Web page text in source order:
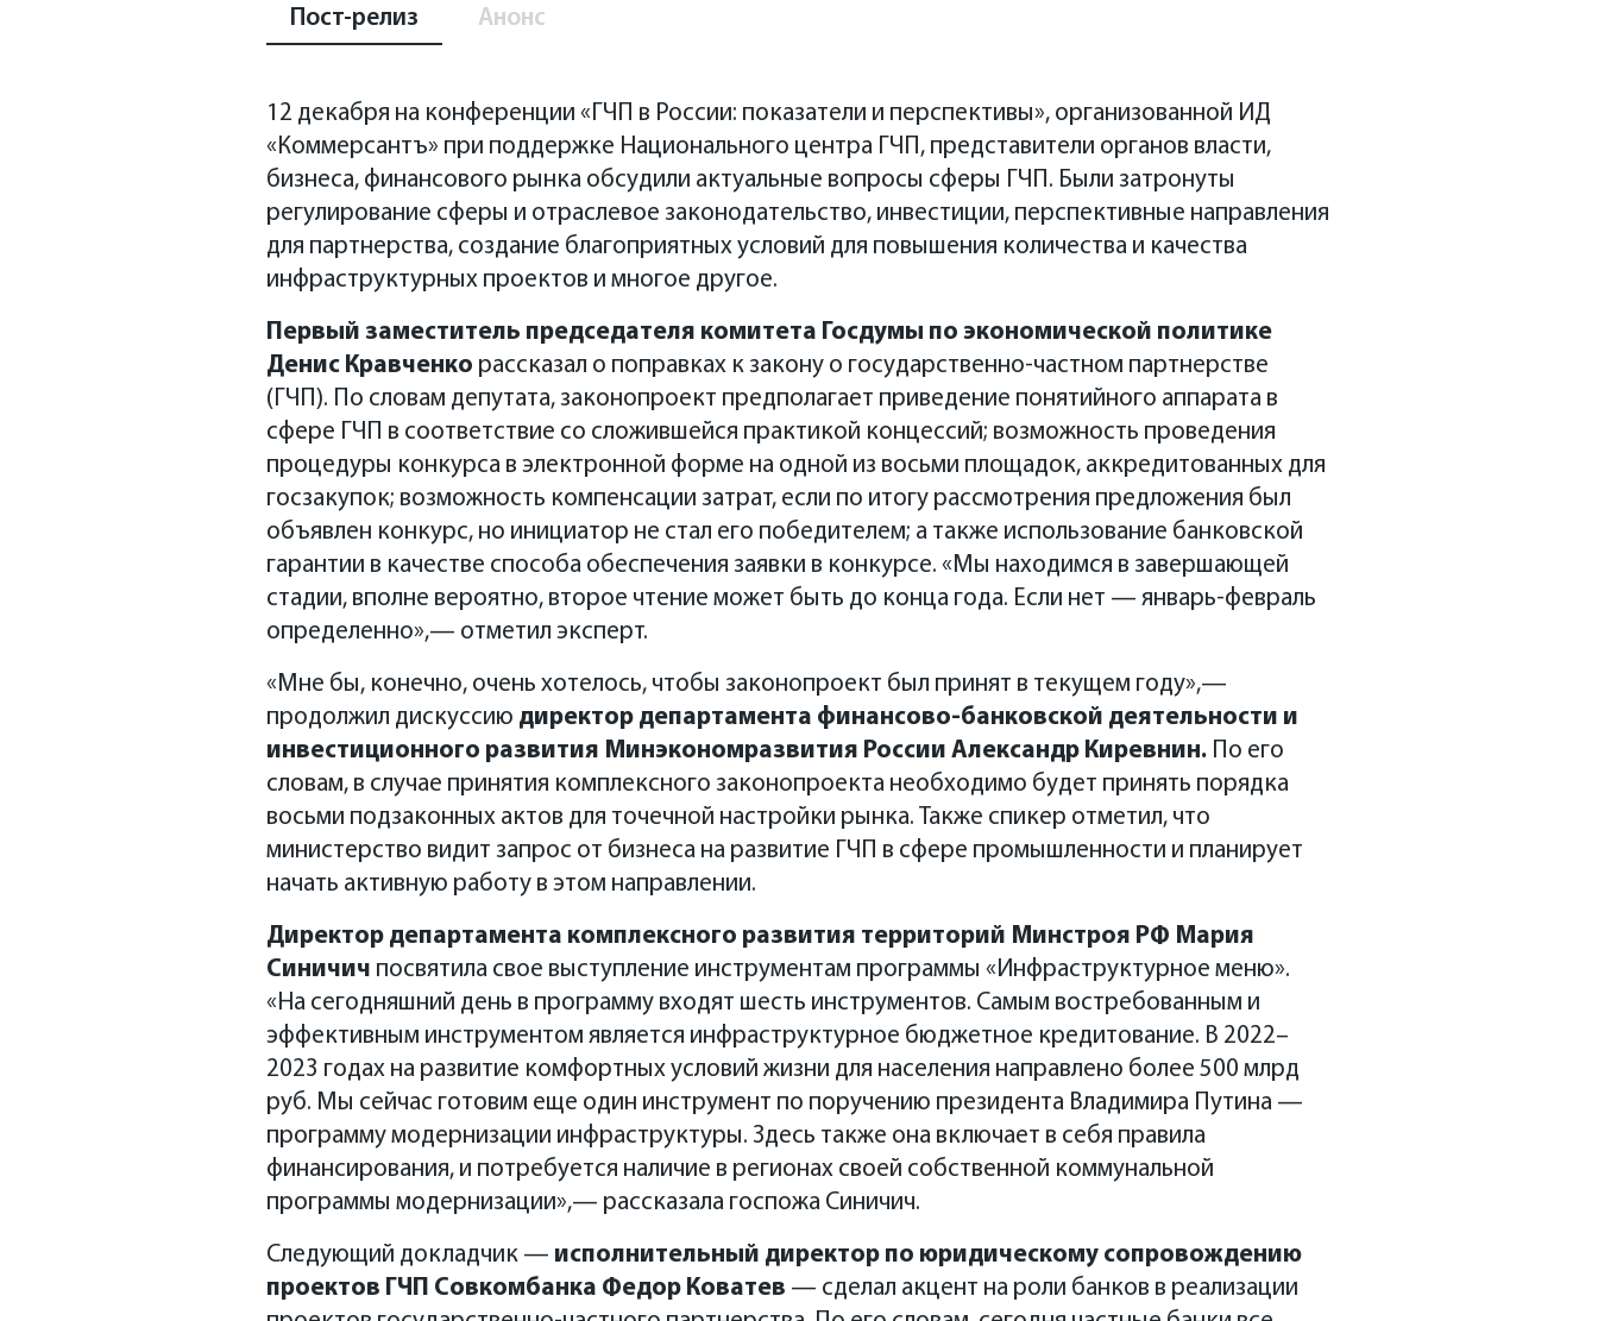
Пост-релиз Анонс
12 декабря на конференции «ГЧП в России: показатели и перспективы», организованной ИД
«Коммерсантъ» при поддержке Национального центра ГЧП, представители органов власти,
бизнеса, финансового рынка обсудили актуальные вопросы сферы ГЧП. Были затронуты
регулирование сферы и отраслевое законодательство, инвестиции, перспективные направления
для партнерства, создание благоприятных условий для повышения количества и качества
инфраструктурных проектов и многое другое.
Первый заместитель председателя комитета Госдумы по экономической политике
Денис Кравченко рассказал о поправках к закону о государственно-частном партнерстве
(ГЧП). По словам депутата, законопроект предполагает приведение понятийного аппарата в
сфере ГЧП в соответствие со сложившейся практикой концессий; возможность проведения
процедуры конкурса в электронной форме на одной из восьми площадок, аккредитованных для
госзакупок; возможность компенсации затрат, если по итогу рассмотрения предложения был
объявлен конкурс, но инициатор не стал его победителем; а также использование банковской
гарантии в качестве способа обеспечения заявки в конкурсе. «Мы находимся в завершающей
стадии, вполне вероятно, второе чтение может быть до конца года. Если нет — январь-февраль
определенно»,— отметил эксперт.
«Мне бы, конечно, очень хотелось, чтобы законопроект был принят в текущем году»,—
продолжил дискуссию директор департамента финансово-банковской деятельности и
инвестиционного развития Минэкономразвития России Александр Киревнин. По его
словам, в случае принятия комплексного законопроекта необходимо будет принять порядка
восьми подзаконных актов для точечной настройки рынка. Также спикер отметил, что
министерство видит запрос от бизнеса на развитие ГЧП в сфере промышленности и планирует
начать активную работу в этом направлении.
Директор департамента комплексного развития территорий Минстроя РФ Мария
Синичич посвятила свое выступление инструментам программы «Инфраструктурное меню».
«На сегодняшний день в программу входят шесть инструментов. Самым востребованным и
эффективным инструментом является инфраструктурное бюджетное кредитование. В 2022–
2023 годах на развитие комфортных условий жизни для населения направлено более 500 млрд
руб. Мы сейчас готовим еще один инструмент по поручению президента Владимира Путина —
программу модернизации инфраструктуры. Здесь также она включает в себя правила
финансирования, и потребуется наличие в регионах своей собственной коммунальной
программы модернизации»,— рассказала госпожа Синичич.
Следующий докладчик — исполнительный директор по юридическому сопровождению
проектов ГЧП Совкомбанка Федор Коватев — сделал акцент на роли банков в реализации
ПРОГРАММА МЕРОПРИЯТИЯ